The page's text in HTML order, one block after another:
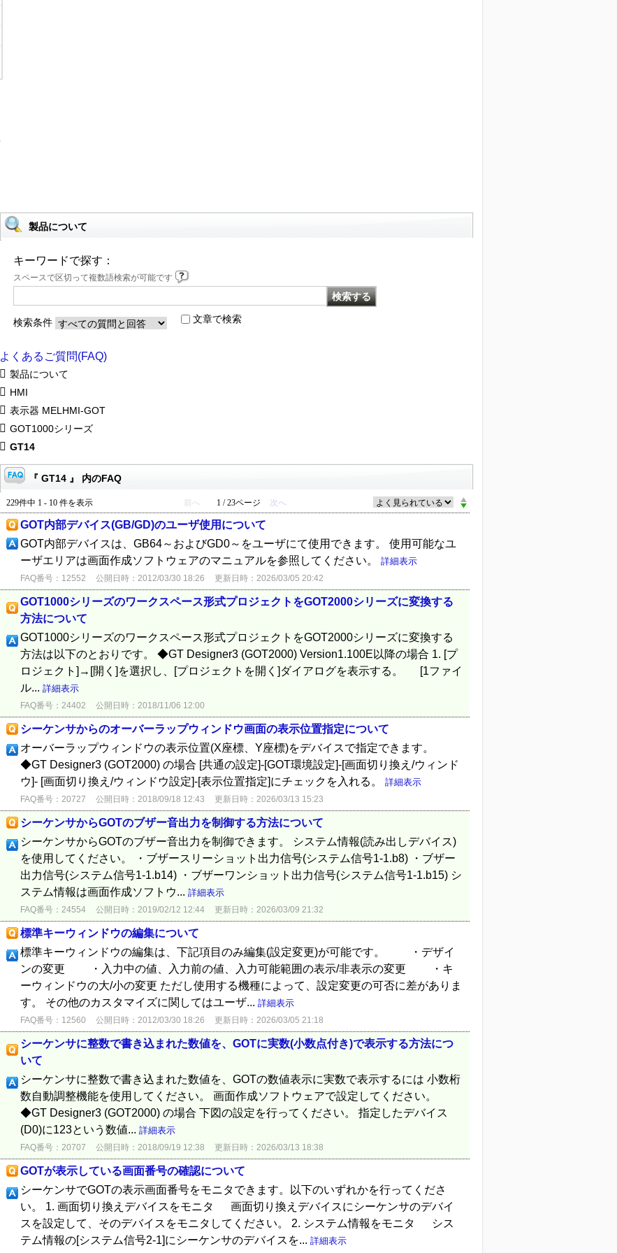
製品について
キーワードで探す：
スペースで区切って複数語検索が可能です
検索条件 文章で検索
よくあるご質問(FAQ)
製品について
HMI
表示器 MELHMI-GOT
GOT1000シリーズ
GT14
『 GT14 』 内のFAQ
229件中 1 - 10 件を表示 前へ 1 / 23ページ 次へ
GOT内部デバイス(GB/GD)のユーザ使用について
GOT内部デバイスは、GB64～およびGD0～をユーザにて使用できます。 使用可能なユ
ーザエリアは画面作成ソフトウェアのマニュアルを参照してください。 詳細表示
FAQ番号：12552 公開日時：2012/03/30 18:26 更新日時：2026/03/05 20:42
GOT1000シリーズのワークスペース形式プロジェクトをGOT2000シリーズに変換する
方法について
GOT1000シリーズのワークスペース形式プロジェクトをGOT2000シリーズに変換する
方法は以下のとおりです。 ◆GT Designer3 (GOT2000) Version1.100E以降の場合 1. [プ
ロジェクト]→[開く]を選択し、[プロジェクトを開く]ダイアログを表示する。 [1ファイ
ル... 詳細表示
FAQ番号：24402 公開日時：2018/11/06 12:00
シーケンサからのオーバーラップウィンドウ画面の表示位置指定について
オーバーラップウィンドウの表示位置(X座標、Y座標)をデバイスで指定できます。
◆GT Designer3 (GOT2000) の場合 [共通の設定]-[GOT環境設定]-[画面切り換え/ウィンド
ウ]- [画面切り換え/ウィンドウ設定]-[表示位置指定]にチェックを入れる。 詳細表示
FAQ番号：20727 公開日時：2018/09/18 12:43 更新日時：2026/03/13 15:23
シーケンサからGOTのブザー音出力を制御する方法について
シーケンサからGOTのブザー音出力を制御できます。 システム情報(読み出しデバイス)
を使用してください。 ・ブザースリーショット出力信号(システム信号1-1.b8) ・ブザー
出力信号(システム信号1-1.b14) ・ブザーワンショット出力信号(システム信号1-1.b15) シ
ステム情報は画面作成ソフトウ... 詳細表示
FAQ番号：24554 公開日時：2019/02/12 12:44 更新日時：2026/03/09 21:32
標準キーウィンドウの編集について
標準キーウィンドウの編集は、下記項目のみ編集(設定変更)が可能です。 ・デザイ
ンの変更 ・入力中の値、入力前の値、入力可能範囲の表示/非表示の変更 ・キ
ーウィンドウの大/小の変更 ただし使用する機種によって、設定変更の可否に差がありま
す。 その他のカスタマイズに関してはユーザ... 詳細表示
FAQ番号：12560 公開日時：2012/03/30 18:26 更新日時：2026/03/05 21:18
シーケンサに整数で書き込まれた数値を、GOTに実数(小数点付き)で表示する方法につ
いて
シーケンサに整数で書き込まれた数値を、GOTの数値表示に実数で表示するには 小数桁
数自動調整機能を使用してください。 画面作成ソフトウェアで設定してください。
◆GT Designer3 (GOT2000) の場合 下図の設定を行ってください。 指定したデバイス
(D0)に123という数値... 詳細表示
FAQ番号：20707 公開日時：2018/09/19 12:38 更新日時：2026/03/13 18:38
GOTが表示している画面番号の確認について
シーケンサでGOTの表示画面番号をモニタできます。以下のいずれかを行ってくださ
い。 1. 画面切り換えデバイスをモニタ 画面切り換えデバイスにシーケンサのデバイ
スを設定して、そのデバイスをモニタしてください。 2. システム情報をモニタ シス
テム情報の[システム信号2-1]にシーケンサのデバイスを... 詳細表示